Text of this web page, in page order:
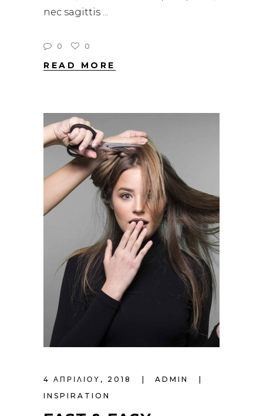
nec sagittis
0 0
READ MORE
4 ΑΠΡΙΛΊΟΥ, 2018
ADMIN
INSPIRATION